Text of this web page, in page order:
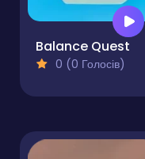
Balance Quest
0 (0 Голосів)